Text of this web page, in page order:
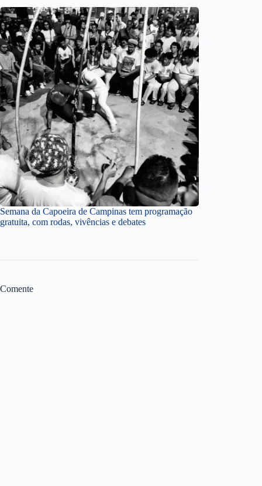
Semana da Capoeira de Campinas tem programação
gratuita, com rodas, vivências e debates
Comente